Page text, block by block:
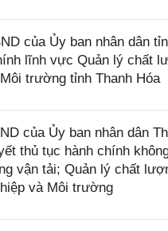
của Ủy ban nhân dân
lĩnh vực Quản lý chất
trường tỉnh Thanh Hóa
của Ủy ban nhân dân
thủ tục hành chính
vận tải; Quản lý chất
và Môi trường